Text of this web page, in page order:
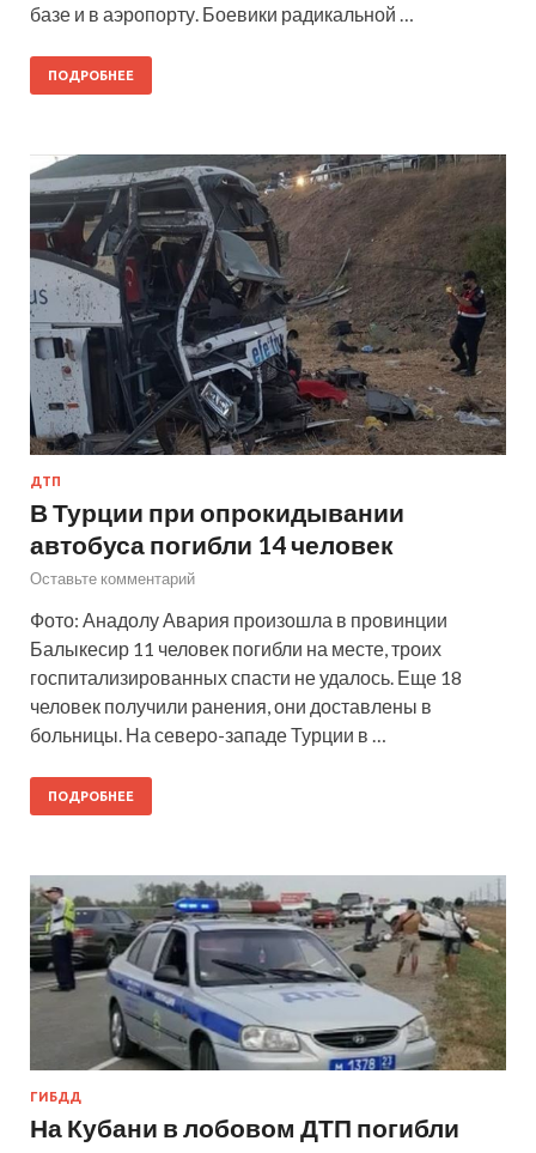
базе и в аэропорту. Боевики радикальной …
ПОДРОБНЕЕ
ДТП
В Турции при опрокидывании
автобуса погибли 14 человек
Оставьте комментарий
Фото: Анадолу Авария произошла в провинции
Балыкесир 11 человек погибли на месте, троих
госпитализированных спасти не удалось. Еще 18
человек получили ранения, они доставлены в
больницы. На северо-западе Турции в …
ПОДРОБНЕЕ
ГИБДД
На Кубани в лобовом ДТП погибли